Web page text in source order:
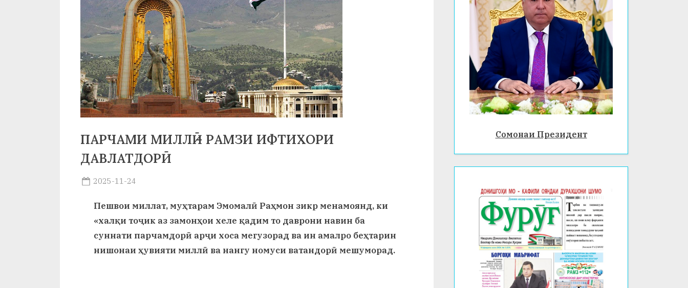
б
а
н
о
м
и
Н
р
и
Х
ПАРЧАМИ МИЛЛӢ – РАМЗИ ИФТИХОРИ
ДАВЛАТДОРӢ
Posted
2025-11-24
Пешвои миллат, муҳтарам Эмомалӣ Раҳмон зикр менамоянд, ки
«халқи тоҷик аз замонҳои хеле қадим то даврони навин ба
суннати парчамдорӣ арҷи хоса мегузорад ва ин амалро беҳтарин
нишонаи ҳувияти миллӣ ва нангу номуси ватандорӣ мешуморад.
Сомонаи Президент